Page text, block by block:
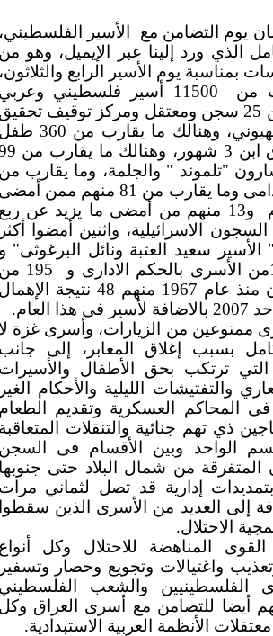
الأسير
الذي ورد إلينا عبر الإيميل، وهو
بمناسبة يوم الأسير الرابع
من
11500 أسير فلسطيني
موزعين على أكثر من 25 سجن ومعتقل ومركز توقيف
فى دولة الكيان الصهيوني، وهنالك ما يقارب
أصغرهم يوسف الزق ابن 3 شهور،
"تلموند " والجلمة، وما يقارب
352 من الأسرى القدامى وما يقارب من 81 منهم ممن
و13 منهم من أمضى ما يزيد عن
الاسرائيلية، واثنين أمضوا
" الأسير سعيد العتبة ونائل البرغوثى"
195
الشهداء فى السجون منذ عام 1967 منهم 48 نتيجة
ممنوعين من الزيارات، وأسرى غزة
بسبب إغلاق المعابر، إلى
التي ترتكب بحق الأطفال
والتفتيشات الليلية والأحكام
المحاكم العسكرية وتقديم
ذي تهم جنائية والتنقلات
الواحد وبين الأقسام فى
المتفرقة من شمال البلاد حتى
إدارية قد تصل لثماني
إلى العديد من الأسرى الذين
الاحتلال.
المناهضة للاحتلال وكل
واغتيالات وتجويع وحصار
الفلسطينيين والشعب
أيضا للتضامن مع أسرى العراق
الأنظمة العربية الاستبدادية.